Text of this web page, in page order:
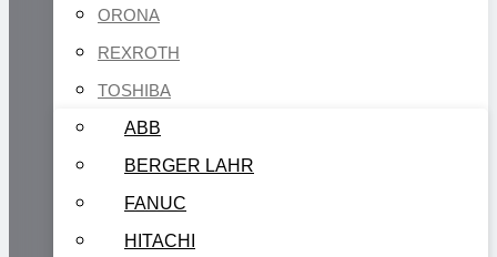
ORONA
REXROTH
TOSHIBA
ABB
BERGER LAHR
FANUC
HITACHI